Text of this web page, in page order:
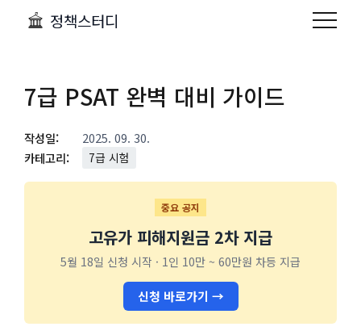
정책스터디
7급 PSAT 완벽 대비 가이드
작성일:
2025. 09. 30.
카테고리:
7급 시험
중요 공지
고유가 피해지원금 2차 지급
5월 18일 신청 시작 · 1인 10만 ~ 60만원 차등 지급
신청 바로가기 →